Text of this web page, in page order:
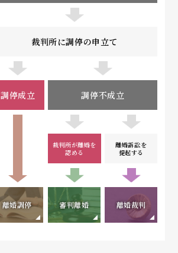
裁判所に調停の申立て
調停成立 調停不成立
裁判所が離婚を
認める
離婚訴訟を
提起する
離婚調停 審判離婚 離婚裁判